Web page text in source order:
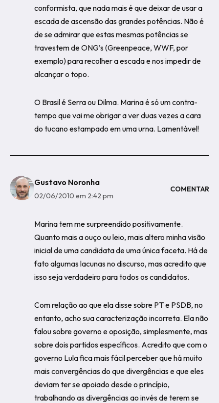
conformista, que nada mais é que deixar de usar a
escada de ascensão das grandes potências. Não é
de se admirar que estas mesmas potências se
travestem de ONG’s (Greenpeace, WWF, por
exemplo) para recolher a escada e nos impedir de
alcançar o topo.
O Brasil é Serra ou Dilma. Marina é só um contra-
tempo que vai me obrigar a ver duas vezes a cara
do tucano estampado em uma urna. Lamentável!
Gustavo Noronha
02/06/2010 em 2:42 pm
COMENTAR
Marina tem me surpreendido positivamente.
Quanto mais a ouço ou leio, mais altero minha visão
inicial de uma candidata de uma única faceta. Há de
fato algumas lacunas no discurso, mas acredito que
isso seja verdadeiro para todos os candidatos.
Com relação ao que ela disse sobre PT e PSDB, no
entanto, acho sua caracterização incorreta. Ela não
falou sobre governo e oposição, simplesmente, mas
sobre dois partidos específicos. Acredito que com o
governo Lula fica mais fácil perceber que há muito
mais convergências do que divergências e que eles
deviam ter se apoiado desde o princípio,
trabalhando as divergências ao invés de terem se